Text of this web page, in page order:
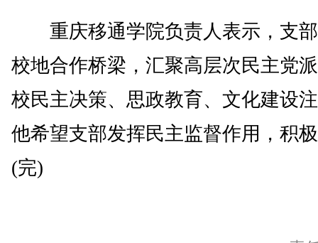
重庆移通学院负责人表示，支部
校地合作桥梁，汇聚高层次民主党
校民主决策、思政教育、文化建设
他希望支部发挥民主监督作用，积
(完)